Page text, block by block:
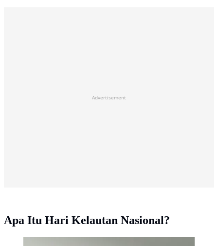
Advertisement
Apa Itu Hari Kelautan Nasional?